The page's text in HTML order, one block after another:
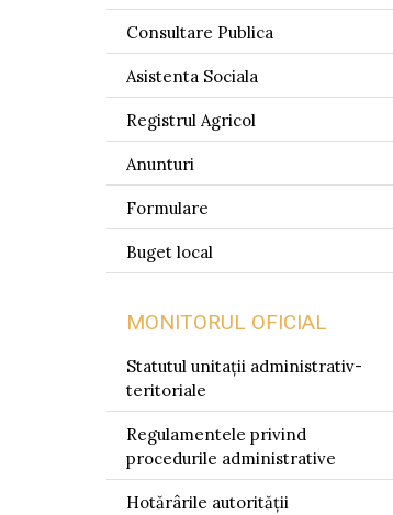
Consultare Publica
Asistenta Sociala
Registrul Agricol
Anunturi
Formulare
Buget local
MONITORUL OFICIAL
Statutul unitații administrativ-
teritoriale
Regulamentele privind
procedurile administrative
Hotărârile autorității